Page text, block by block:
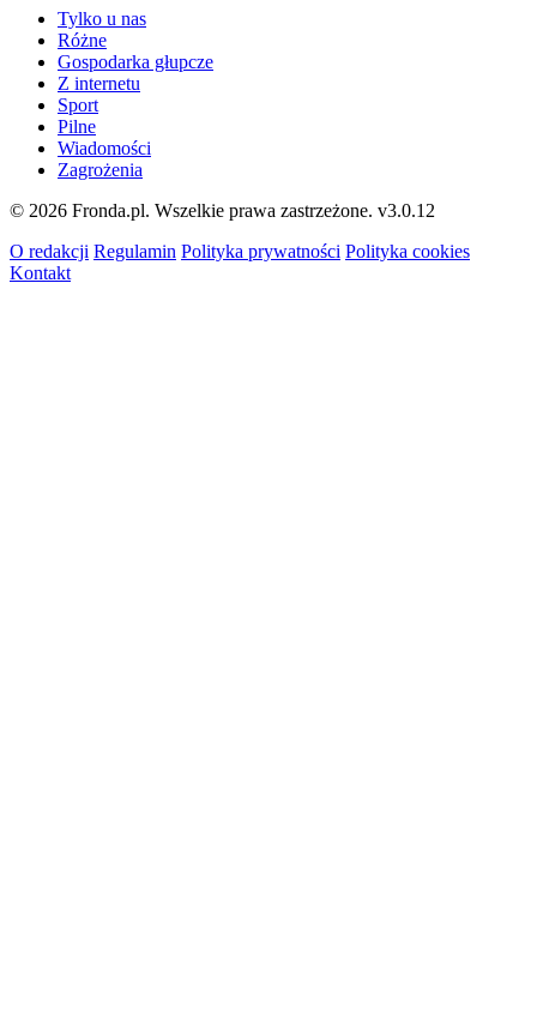
Tylko u nas
Różne
Gospodarka głupcze
Z internetu
Sport
Pilne
Wiadomości
Zagrożenia
© 2026 Fronda.pl. Wszelkie prawa zastrzeżone. v3.0.12
O redakcji Regulamin Polityka prywatności Polityka cookies
Kontakt